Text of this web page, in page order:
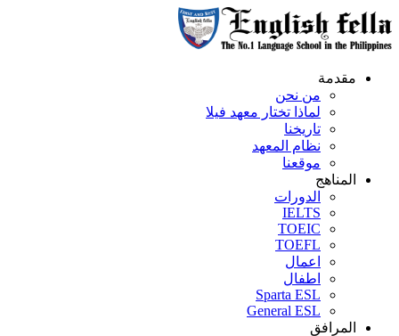
مقدمة
من نحن
لماذا تختار معهد فيلا
تاريخنا
نظام المعهد
موقعنا
المناهج
الدورات
IELTS
TOEIC
TOEFL
اعمال
اطفال
Sparta ESL
General ESL
المرافق